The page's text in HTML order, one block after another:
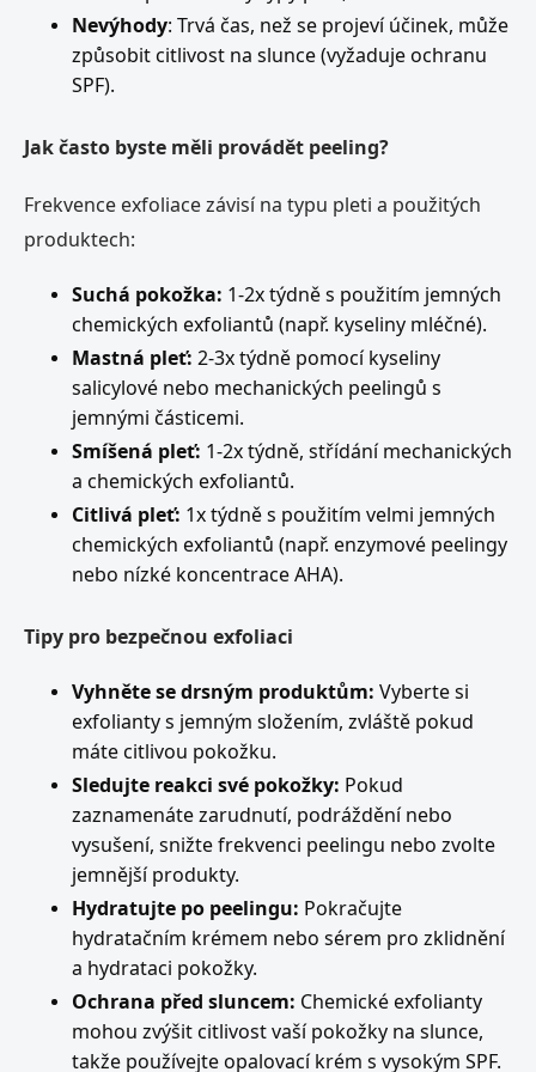
Nevýhody: Trvá čas, než se projeví účinek, může
způsobit citlivost na slunce (vyžaduje ochranu
SPF).
Jak často byste měli provádět peeling?
Frekvence exfoliace závisí na typu pleti a použitých
produktech:
Suchá pokožka: 1-2x týdně s použitím jemných
chemických exfoliantů (např. kyseliny mléčné).
Mastná pleť: 2-3x týdně pomocí kyseliny
salicylové nebo mechanických peelingů s
jemnými částicemi.
Smíšená pleť: 1-2x týdně, střídání mechanických
a chemických exfoliantů.
Citlivá pleť: 1x týdně s použitím velmi jemných
chemických exfoliantů (např. enzymové peelingy
nebo nízké koncentrace AHA).
Tipy pro bezpečnou exfoliaci
Vyhněte se drsným produktům: Vyberte si
exfolianty s jemným složením, zvláště pokud
máte citlivou pokožku.
Sledujte reakci své pokožky: Pokud
zaznamenáte zarudnutí, podráždění nebo
vysušení, snižte frekvenci peelingu nebo zvolte
jemnější produkty.
Hydratujte po peelingu: Pokračujte
hydratačním krémem nebo sérem pro zklidnění
a hydrataci pokožky.
Ochrana před sluncem: Chemické exfolianty
mohou zvýšit citlivost vaší pokožky na slunce,
takže používejte opalovací krém s vysokým SPF.